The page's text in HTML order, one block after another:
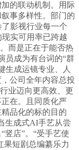
的联动机制。用际
事多样性。部门的
影视行业每一个
实可用率已跨越
而是正在于能否热
员成为有台词的“群
生成运镜专业、人
公司全年内容总投
业迈向更高效、更
在。且同质化严
品化的标的目的
生成式AI手艺从尝
竖店”。“受手艺使
果短剧总编纂乐力